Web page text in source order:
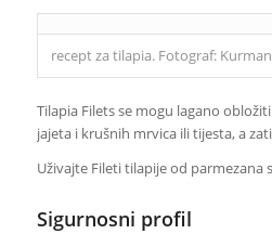
recept za tilapia. Fotograf:
Tilapia Filets se mogu lagano
jajeta i krušnih mrvica ili tijesta, a
Uživajte Fileti tilapije od parmezana
Sigurnosni profil